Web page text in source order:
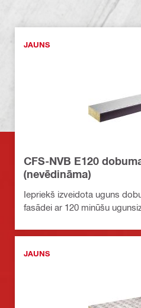
JAUNS
CFS-NVB E120
(nevēdināma)
Iepriekš izveidota uguns
fasādei ar 120 minūšu
JAUNS